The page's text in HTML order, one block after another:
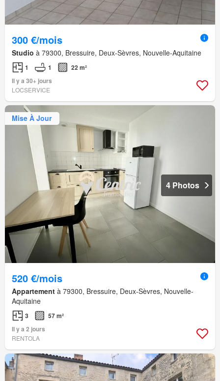
300 €/mois
Studio à 79300, Bressuire, Deux-Sèvres, Nouvelle-Aquitaine
1 1
22 m²
Il y a 30+ jours
LOCSERVICE
Mise À Jour
4 Photos
520 €/mois
Appartement à 79300, Bressuire, Deux-Sèvres, Nouvelle-
Aquitaine
3
57 m²
Il y a 2 jours
RENTOLA